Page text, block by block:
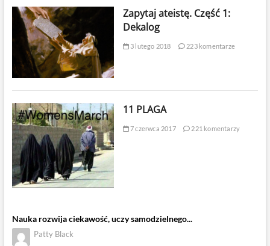
Zapytaj ateistę. Część 1:
Dekalog
3 lutego 2018 223 komentarze
11 PLAGA
7 czerwca 2017 221 komentarzy
Nauka rozwija ciekawość, uczy samodzielnego...
Patty Black